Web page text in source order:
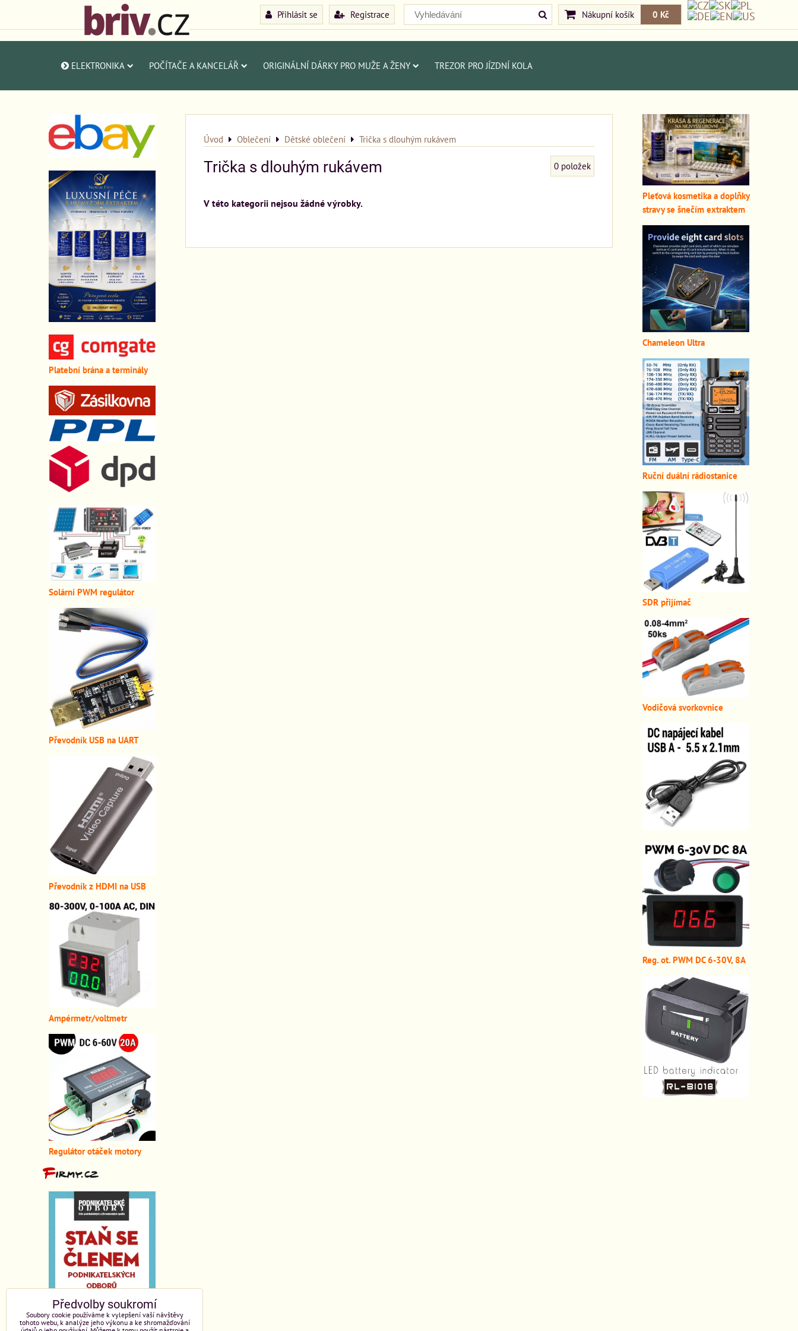
Přihlásit se Registrace Nákupní košík 0 Kč
ELEKTRONIKA POČÍTAČE A KANCELÁŘ ORIGINÁLNÍ DÁRKY PRO MUŽE A ŽENY TREZOR PRO JÍZDNÍ KOLA
Úvod Oblečení Dětské oblečení Trička s dlouhým rukávem
Trička s dlouhým rukávem 0 položek
Platební brána a terminály
Solární PWM regulátor
Převodník USB na UART
Převodník z HDMI na USB
Ampérmetr/voltmetr
Regulátor otáček motory
Pleťová kosmetika a doplňky
stravy se šnečím extraktem
Chameleon Ultra
Ruční duální rádiostanice
SDR přijímač
Vodičová svorkovnice
Reg. ot. PWM DC 6-30V, 8A
Předvolby soukromí
Soubory cookie používáme k vylepšení vaší návštěvy
tohoto webu, k analýze jeho výkonu a ke shromažďování